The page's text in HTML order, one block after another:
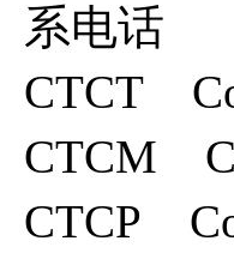
系电话
CTCT
CTCM
CTCP